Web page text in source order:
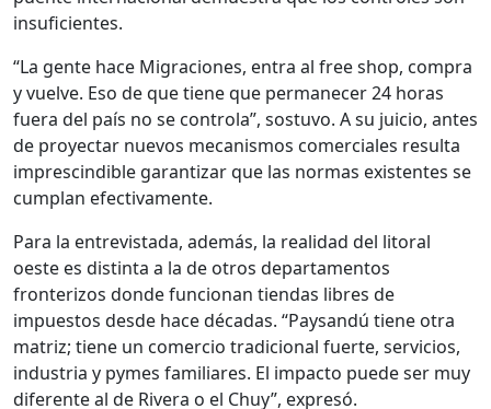
insuficientes.
“La gente hace Migraciones, entra al free shop, compra
y vuelve. Eso de que tiene que permanecer 24 horas
fuera del país no se controla”, sostuvo. A su juicio, antes
de proyectar nuevos mecanismos comerciales resulta
imprescindible garantizar que las normas existentes se
cumplan efectivamente.
Para la entrevistada, además, la realidad del litoral
oeste es distinta a la de otros departamentos
fronterizos donde funcionan tiendas libres de
impuestos desde hace décadas. “Paysandú tiene otra
matriz; tiene un comercio tradicional fuerte, servicios,
industria y pymes familiares. El impacto puede ser muy
diferente al de Rivera o el Chuy”, expresó.